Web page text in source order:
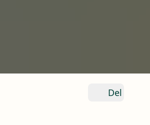
Del